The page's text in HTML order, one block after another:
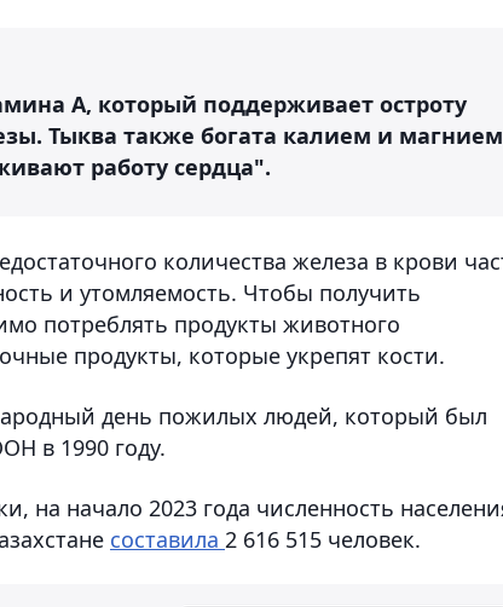
А, который поддерживает остроту
Тыква также богата калием и
работу сердца".
количества железа в крови
и утомляемость. Чтобы получить
потреблять продукты животного
продукты, которые укрепят кости.
день пожилых людей, который был
в 1990 году.
на начало 2023 года численность
составила 2 616 515 человек.